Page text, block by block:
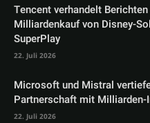
Tencent verhandelt
Milliardenkauf von Disney-
SuperPlay
22. Juli 2026
Microsoft und Mistral
Partnerschaft mit Milliarden-
22. Juli 2026